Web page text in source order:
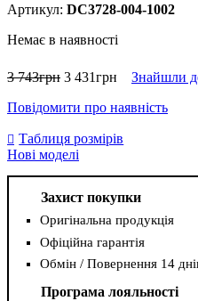
DC3728-004-1002
Немає в наявності
3 743грн 3 431грн
Знайшли
Повідомити про наявність
Таблиця розмірів
Нові моделі
Захист покупки
Оригінальна продукція
Офіційна гарантія
Обмін / Повернення 14
Програма лояльності